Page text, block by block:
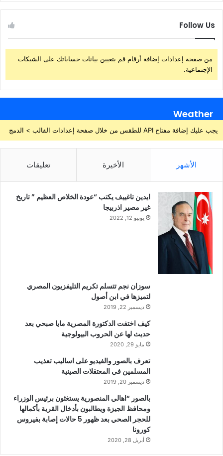
Follow Us
من صفحة إعدادات إضافة أرقام قم بتعيين بيانات حساباتك على الشبكات
الإجتماعية.
Weather
يجب عليك إضافة مفتاح API للطقس من خلال صفحة إعدادات القالب > الدمج
الأشهر الأخيرة تعليقات
ايدين تاغييف يكتب “عودة الخلاص العظيم ” تاريخ
غير مصير اذربيجا
يونيو 12, 2022
سوزان نجم تتسلم تكريم التليفزيون المصري
لتميزها في ابن أصول
ديسمبر 22, 2019
كيف اختفت الدكتورة المصرية مايا صبحي بعد
حديث لها عن الحروب البيولوجية
مايو 29, 2020
تعرف بالصور والفيديو على اساليب تعذيب
المسلمين في المعتقلات الصينية
ديسمبر 20, 2019
بالصور “اهالي المنصورية يستغثون برئيس الوزراء
ومحافظ الجيزة ويطالبون بأدخال القرية بأكمالها
للحجر الصحي بعد ظهور 5 حالات إصابة بفيروس
كورونا
أبريل 28, 2020